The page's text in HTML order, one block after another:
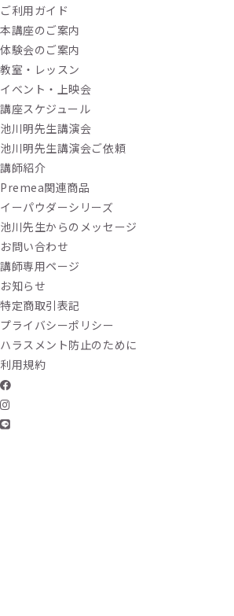
ご利用ガイド
本講座のご案内
体験会のご案内
教室・レッスン
イベント・上映会
講座スケジュール
池川明先生講演会
池川明先生講演会ご依頼
講師紹介
Premea関連商品
イーパウダーシリーズ
池川先生からのメッセージ
お問い合わせ
講師専用ページ
お知らせ
特定商取引表記
プライバシーポリシー
ハラスメント防止のために
利用規約